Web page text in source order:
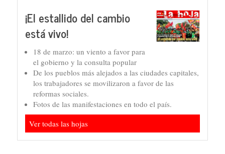
¡El estallido del cambio
está vivo!
18 de marzo: un viento a favor para
el gobierno y la consulta popular
De los pueblos más alejados a las ciudades capitales,
los trabajadores se movilizaron a favor de las
reformas sociales.
Fotos de las manifestaciones en todo el país.
Ver todas las hojas